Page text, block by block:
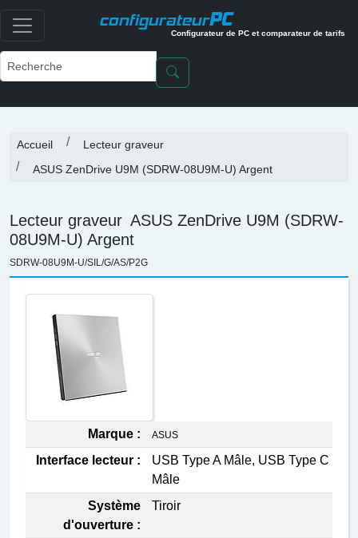
configurateurPC
Configurateur de PC et comparateur de tarifs
Accueil
Lecteur graveur
ASUS ZenDrive U9M (SDRW-08U9M-U) Argent
Lecteur graveur ASUS ZenDrive U9M (SDRW-
08U9M-U) Argent
SDRW-08U9M-U/SIL/G/AS/P2G
Marque : ASUS
Interface lecteur :
USB Type A Mâle, USB Type C
Mâle
Système
d'ouverture :
Tiroir